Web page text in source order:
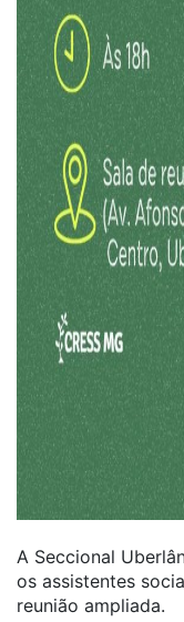
A Seccional
os assistentes
reunião ampliada.